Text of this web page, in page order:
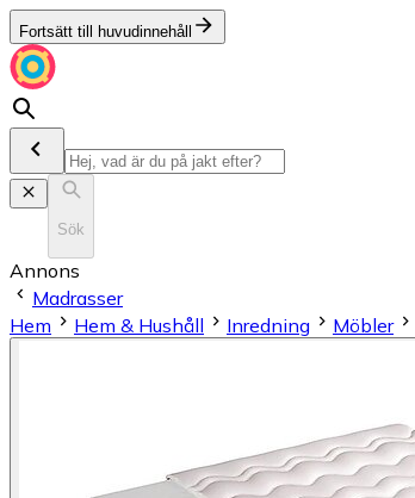
Fortsätt till huvudinnehåll
Sök
Annons
Madrasser
Hem
Hem & Hushåll Inredning Möbler